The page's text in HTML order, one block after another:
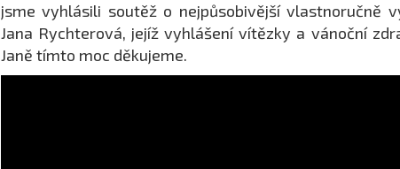
jsme vyhlásili soutěž o nejpůsobivější vlastnoručně
Jana Rychterová, jejíž vyhlášení vítězky a vánoční
Janě tímto moc děkujeme.